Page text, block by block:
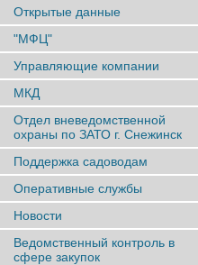
Открытые данные
"МФЦ"
Управляющие компании
МКД
Отдел вневедомственной
охраны по ЗАТО г. Снежинск
Поддержка садоводам
Оперативные службы
Новости
Ведомственный контроль в
сфере закупок